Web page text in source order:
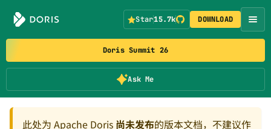
Doris Summit 26
Ask Me
Star15.7k DOWNLOAD
此处为 Apache Doris 尚未发布的版本文档，不建议作